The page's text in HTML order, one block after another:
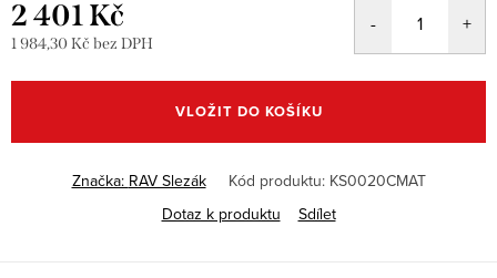
2 401 Kč
1 984,30 Kč bez DPH
cena:
VLOŽIT DO KOŠÍKU
Značka: RAV Slezák Kód produktu: KS0020CMAT
Dotaz k produktu
Sdílet